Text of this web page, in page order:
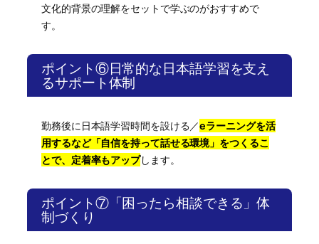
文化的背景の理解をセットで学ぶのがおすすめで
す。
ポイント⑥日常的な日本語学習を支え
るサポート体制
勤務後に日本語学習時間を設ける／eラーニングを活
用するなど「自信を持って話せる環境」をつくるこ
とで、定着率もアップします。
ポイント⑦「困ったら相談できる」体
制づくり